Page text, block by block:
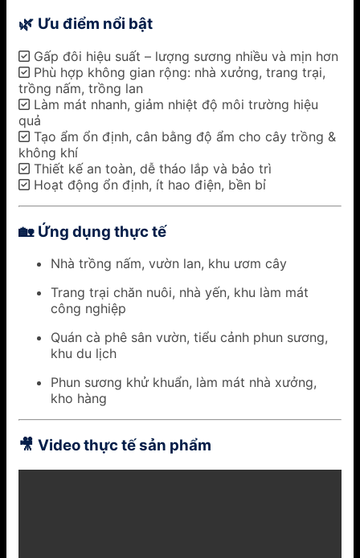
🌿 Ưu điểm nổi bật
✅ Gấp đôi hiệu suất – lượng sương nhiều và mịn hơn
✅ Phù hợp không gian rộng: nhà xưởng, trang trại,
trồng nấm, trồng lan
✅ Làm mát nhanh, giảm nhiệt độ môi trường hiệu
quả
✅ Tạo ẩm ổn định, cân bằng độ ẩm cho cây trồng &
không khí
✅ Thiết kế an toàn, dễ tháo lắp và bảo trì
✅ Hoạt động ổn định, ít hao điện, bền bỉ
🏡 Ứng dụng thực tế
Nhà trồng nấm, vườn lan, khu ươm cây
Trang trại chăn nuôi, nhà yến, khu làm mát
công nghiệp
Quán cà phê sân vườn, tiểu cảnh phun sương,
khu du lịch
Phun sương khử khuẩn, làm mát nhà xưởng,
kho hàng
🎥 Video thực tế sản phẩm